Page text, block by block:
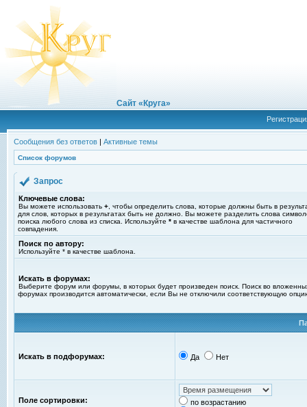
Сайт «Круга»
Сообщения без ответов | Активные темы
Список форумов
Запрос
Ключевые слова:
Вы можете использовать + , чтобы определить слова, которые должны быть в
для слов, которых в результатах быть не должно. Вы можете разделить слова
поиска любого слова из списка. Используйте * в качестве шаблона для частичного
совпадения.
Поиск по автору:
Используйте * в качестве шаблона.
Искать в форумах:
Выберите форум или форумы, в которых будет произведен поиск. Поиск во
форумах производится автоматически, если Вы не отключили соответствующую
Искать в подфорумах: Да Нет
Поле сортировки:
по возрастанию